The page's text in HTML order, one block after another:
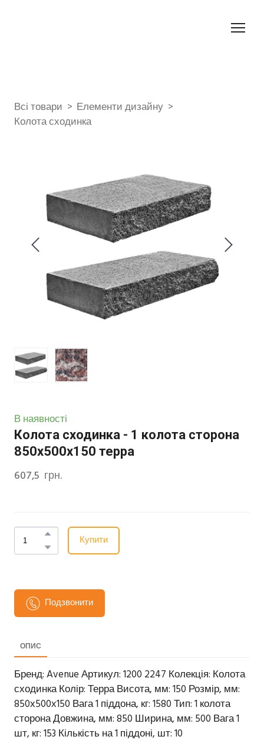
Всі товари
Елементи дизайну
Колота сходинка
В наявності
Колота сходинка - 1 колота сторона
850х500х150 терра
607,5  грн.
Купити
Подзвонити
ОПИС
Бренд: Avenue Артикул: 1200 2247 Колекція: Колота
сходинка Колір: Терра Висота, мм: 150 Розмір, мм:
850х500х150 Вага 1 піддона, кг: 1580 Тип: 1 колота
сторона Довжина, мм: 850 Ширина, мм: 500 Вага 1
шт, кг: 153 Кількість на 1 піддоні, шт: 10